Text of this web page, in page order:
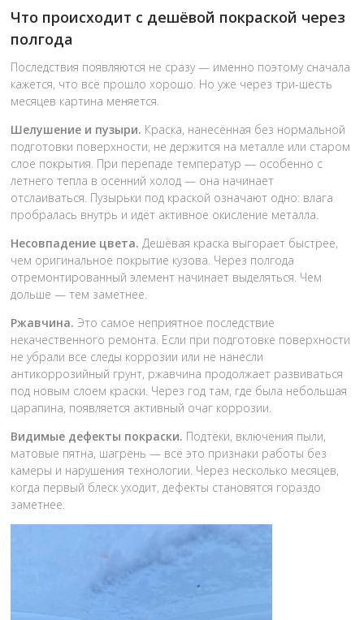
Что происходит с дешёвой покраской через
полгода
Последствия появляются не сразу — именно поэтому сначала
кажется, что всё прошло хорошо. Но уже через три-шесть
месяцев картина меняется.
Шелушение и пузыри. Краска, нанесённая без нормальной
подготовки поверхности, не держится на металле или старом
слое покрытия. При перепаде температур — особенно с
летнего тепла в осенний холод — она начинает
отслаиваться. Пузырьки под краской означают одно: влага
пробралась внутрь и идёт активное окисление металла.
Несовпадение цвета. Дешёвая краска выгорает быстрее,
чем оригинальное покрытие кузова. Через полгода
отремонтированный элемент начинает выделяться. Чем
дольше — тем заметнее.
Ржавчина. Это самое неприятное последствие
некачественного ремонта. Если при подготовке поверхности
не убрали все следы коррозии или не нанесли
антикоррозийный грунт, ржавчина продолжает развиваться
под новым слоем краски. Через год там, где была небольшая
царапина, появляется активный очаг коррозии.
Видимые дефекты покраски. Подтёки, включения пыли,
матовые пятна, шагрень — всё это признаки работы без
камеры и нарушения технологии. Через несколько месяцев,
когда первый блеск уходит, дефекты становятся гораздо
заметнее.